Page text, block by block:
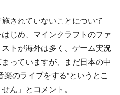
されていないことについて
じめ、マインクラフトのファ
トが海外は多く、ゲーム実況
っていますが、まだ日本の中
のライブをする”というとこ
ん」とコメント。